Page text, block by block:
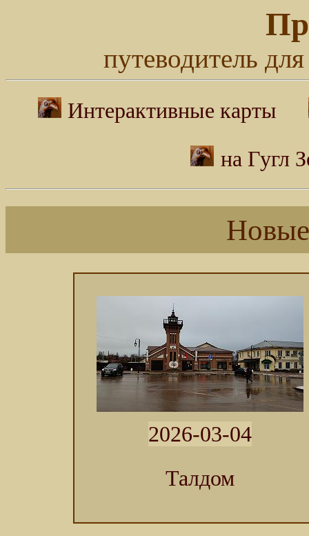
путеводитель
Интерактивные карты
на Гугл
2026-03-04
Талдом